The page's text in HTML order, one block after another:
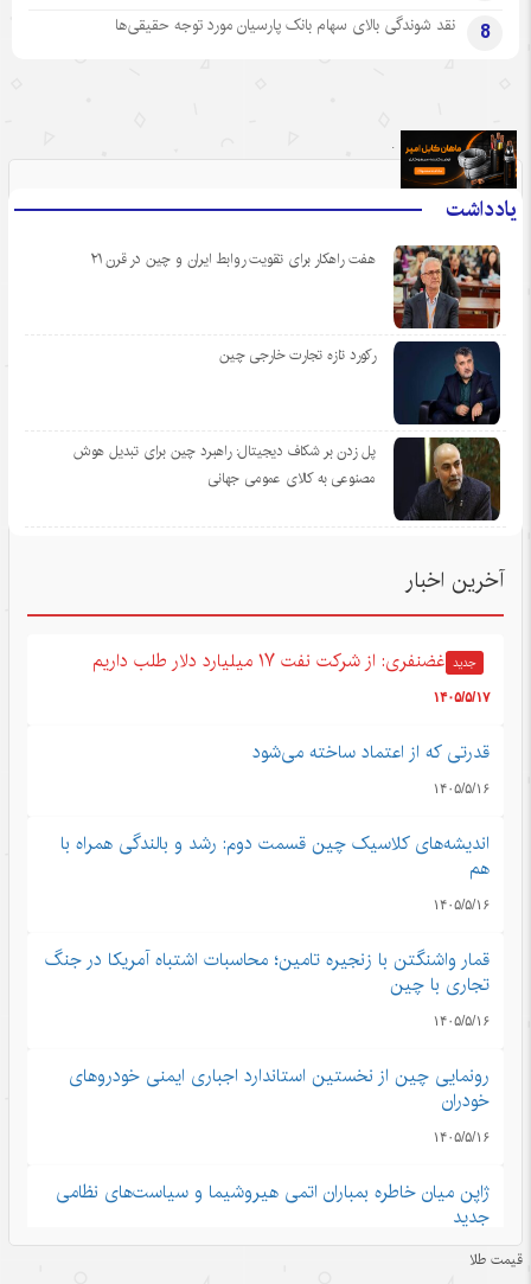
8 نقد شوندگی بالای سهام بانک پارسیان مورد توجه حقیقی‌ها
یادداشت
هفت راهکار برای تقویت روابط ایران و چین در قرن ۲۱
رکورد تازه تجارت خارجی چین
پل زدن بر شکاف دیجیتال: راهبرد چین برای تبدیل هوش
مصنوعی به کالای عمومی جهانی
.
آخرین اخبار
جدید غضنفری: از شرکت نفت ۱۷ میلیارد دلار طلب داریم
۱۴۰۵/۵/۱۷
قدرتی که از اعتماد ساخته می‌شود
۱۴۰۵/۵/۱۶
اندیشه‌های کلاسیک چین قسمت دوم: رشد و بالندگی همراه با
هم
۱۴۰۵/۵/۱۶
قمار واشنگتن با زنجیره تامین؛ محاسبات اشتباه آمریکا در جنگ
تجاری با چین
۱۴۰۵/۵/۱۶
رونمایی چین از نخستین استاندارد اجباری ایمنی خودروهای
خودران
۱۴۰۵/۵/۱۶
ژاپن میان خاطره بمباران اتمی هیروشیما و سیاست‌های نظامی
جدید
۱۴۰۵/۵/۱۶قیمت طلا